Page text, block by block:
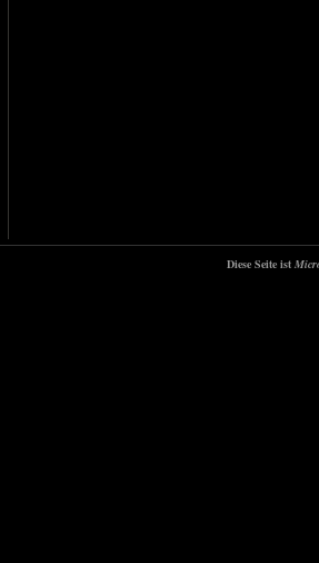
Diese Seite ist